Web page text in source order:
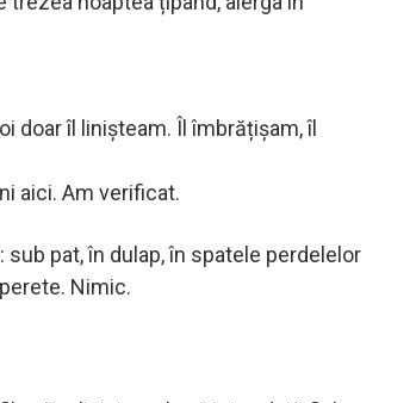
doar îl linișteam. Îl îmbrățișam, îl
aici. Am verificat.
pat, în dulap, în spatele perdelelor
Nimic.